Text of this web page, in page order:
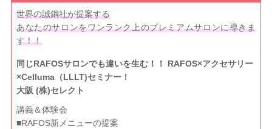
世界の誠鋼社が提案する
あなたのサロンをワンランク上のプレミアムサロンに導きま
す！！
同じRAFOSサロンでも違いを生む！！ RAFOS×アクセサリー
×Celluma（LLLT)セミナー！
大阪 (株)セレクト
講義＆体験会
■RAFOS新メニューの提案